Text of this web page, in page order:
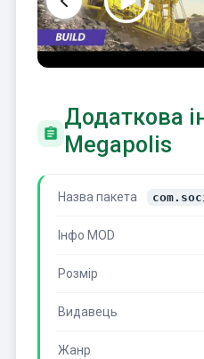
Додаткова
Megapolis
Назва пакета
Інфо MOD
Розмір
Видавець
Жанр